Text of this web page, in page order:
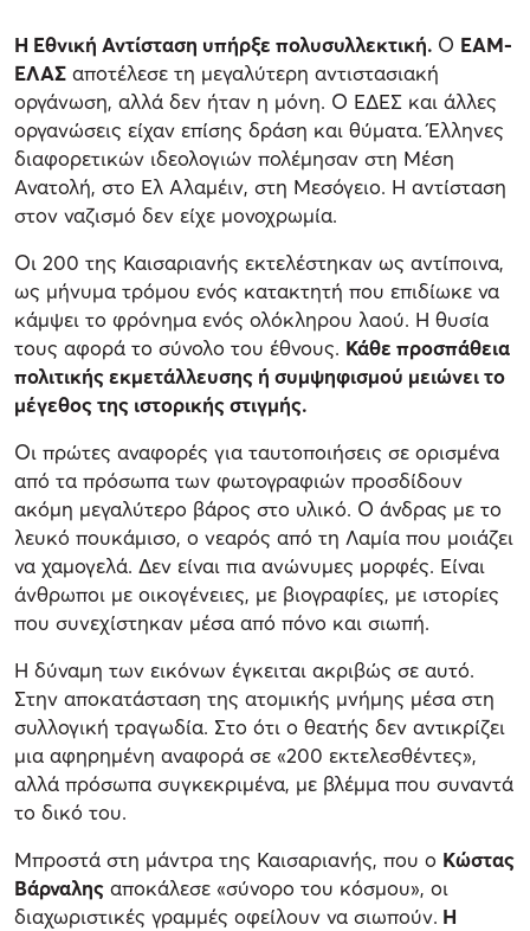
Η Εθνική Αντίσταση υπήρξε πολυσυλλεκτική. Ο ΕΑΜ-
ΕΛΑΣ αποτέλεσε τη μεγαλύτερη αντιστασιακή
οργάνωση, αλλά δεν ήταν η μόνη. Ο ΕΔΕΣ και άλλες
οργανώσεις είχαν επίσης δράση και θύματα. Έλληνες
διαφορετικών ιδεολογιών πολέμησαν στη Μέση
Ανατολή, στο Ελ Αλαμέιν, στη Μεσόγειο. Η αντίσταση
στον ναζισμό δεν είχε μονοχρωμία.
Οι 200 της Καισαριανής εκτελέστηκαν ως αντίποινα,
ως μήνυμα τρόμου ενός κατακτητή που επιδίωκε να
κάμψει το φρόνημα ενός ολόκληρου λαού. Η θυσία
τους αφορά το σύνολο του έθνους. Κάθε προσπάθεια
πολιτικής εκμετάλλευσης ή συμψηφισμού μειώνει το
μέγεθος της ιστορικής στιγμής.
Οι πρώτες αναφορές για ταυτοποιήσεις σε ορισμένα
από τα πρόσωπα των φωτογραφιών προσδίδουν
ακόμη μεγαλύτερο βάρος στο υλικό. Ο άνδρας με το
λευκό πουκάμισο, ο νεαρός από τη Λαμία που μοιάζει
να χαμογελά. Δεν είναι πια ανώνυμες μορφές. Είναι
άνθρωποι με οικογένειες, με βιογραφίες, με ιστορίες
που συνεχίστηκαν μέσα από πόνο και σιωπή.
Η δύναμη των εικόνων έγκειται ακριβώς σε αυτό.
Στην αποκατάσταση της ατομικής μνήμης μέσα στη
συλλογική τραγωδία. Στο ότι ο θεατής δεν αντικρίζει
μια αφηρημένη αναφορά σε «200 εκτελεσθέντες»,
αλλά πρόσωπα συγκεκριμένα, με βλέμμα που συναντά
το δικό του.
Μπροστά στη μάντρα της Καισαριανής, που ο Κώστας
Βάρναλης αποκάλεσε «σύνορο του κόσμου», οι
διαχωριστικές γραμμές οφείλουν να σιωπούν. Η